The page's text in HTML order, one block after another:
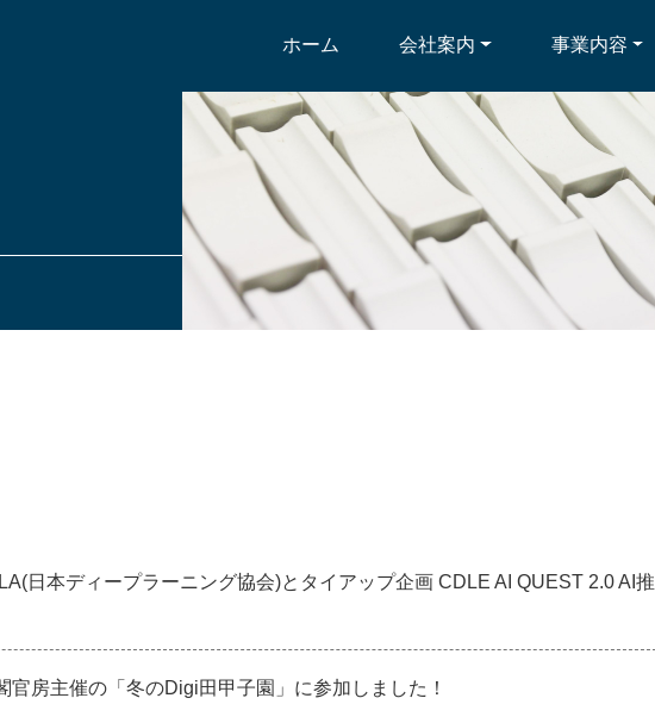
ホーム 会社案内 事業内容
日本ディープラーニング協会)とタイアップ企画 CDLE AI QUEST 2.0 AI推
官房主催の「冬のDigi田甲子園」に参加しました！